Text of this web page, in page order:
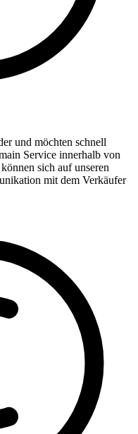
und möchten schnell
Service innerhalb von
sich auf unseren
mit dem Verkäufer